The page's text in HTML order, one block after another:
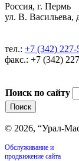
Россия, г. Пермь
ул. В. Васильева,
тел.: +7 (342)
факс.: +7 (342)
Поиск по сайту
© 2026, “Урал-
Обслуживание и
продвижение сайта